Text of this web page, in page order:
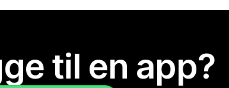
til en app?